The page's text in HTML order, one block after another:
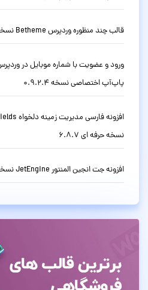
قالب چند منظوره وردپرس Betheme نسخه 28.5.6
پاپ‌آپ اختصاصی نسخه 0.9.2.4
نسخه حرفه ای 6.8.7
افزونه جت انجین المنتور JetEngine نسخه 3.8.13.2